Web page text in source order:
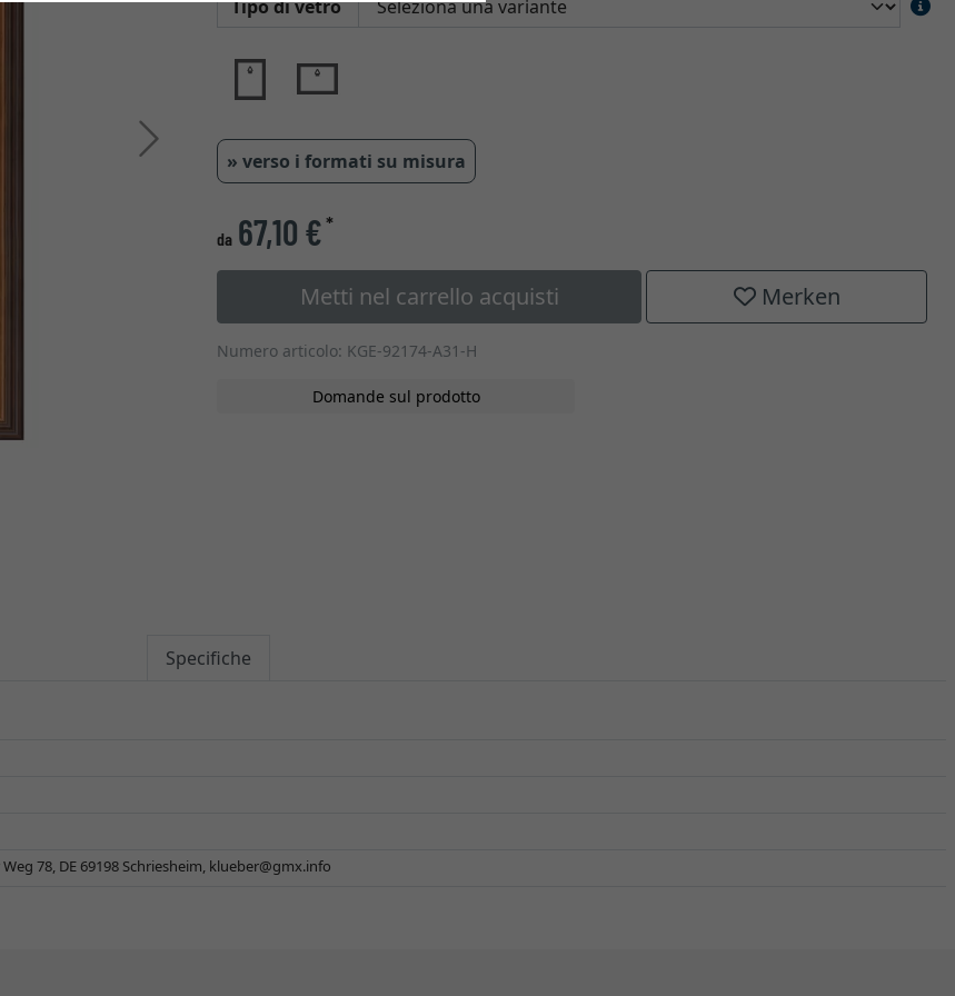
Avanti
Tipo di vetro
» verso i formati su misura
da 67,10 €*
Metti nel carrello acquisti Merken
Numero articolo: KGE-92174-A31-H
Domande sul prodotto
Specifiche
78, DE 69198 Schriesheim, klueber@gmx.info